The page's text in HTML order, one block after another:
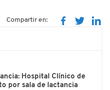
Compartir en:
Hospital Clínico de
por sala de lactancia